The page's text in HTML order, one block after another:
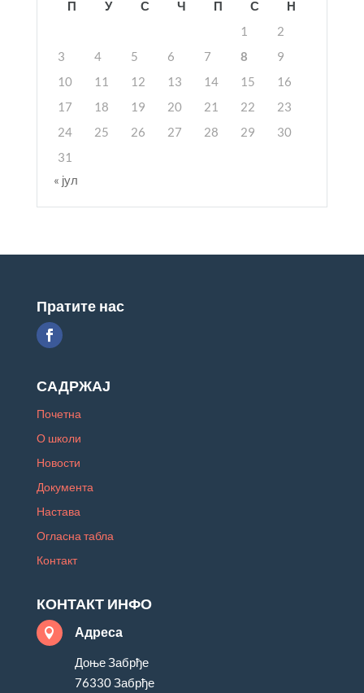
П У С Ч П С
Н
1
2
3
4 5 6 7 8
9
10
11 12 13 14 15
16
17
18 19 20 21 22
23
24
25 26 27 28 29
30
31
« јул
Пратите нас
САДРЖАЈ
Почетна
О школи
Новости
Документа
Настава
Огласна табла
Контакт
КОНТАКТ ИНФО
 Адреса
Доње Забрђе
76330 Забрђе